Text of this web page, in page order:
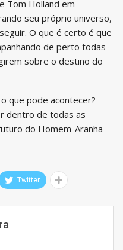
Tom Holland em
seu próprio universo,
O que é certo é que
de perto todas
sobre o destino do
que pode acontecer?
dentro de todas as
do Homem-Aranha
Twitter